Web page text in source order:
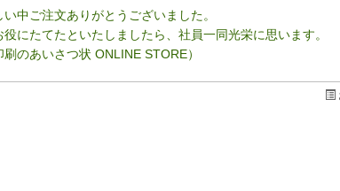
中ご注文ありがとうございました。
にたてたといたしましたら、社員一同光栄に思います。
刷のあいさつ状 ONLINE STORE）